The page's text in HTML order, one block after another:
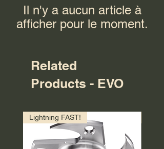
Il n'y a aucun article à
afficher pour le moment.
Related
Products - EVO
Lightning FAST!